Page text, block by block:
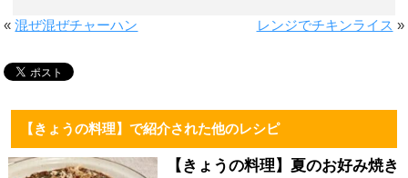
«混ぜ混ぜチャーハン レンジでチキンライス »
【きょうの料理】で紹介された他のレシピ
【きょうの料理】夏のお好み焼き